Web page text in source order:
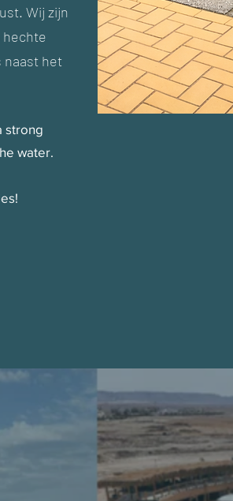
Wij zijn
hechte
naast het
strong
water.